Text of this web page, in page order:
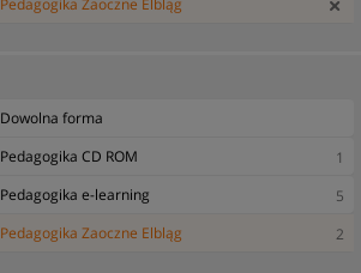
Pedagogika Zaoczne Elbląg
Dowolna forma
Pedagogika CD ROM
1
Pedagogika e-learning
5
Pedagogika Zaoczne Elbląg
2